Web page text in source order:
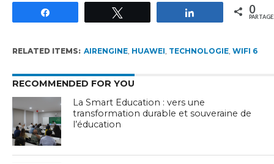
Partagez 0
RELATED ITEMS: AIRENGINE, HUAWEI, TECHNOLOGIE, WIFI 6
RECOMMENDED FOR YOU
La Smart Education : vers une
transformation durable et souveraine de
l’éducation